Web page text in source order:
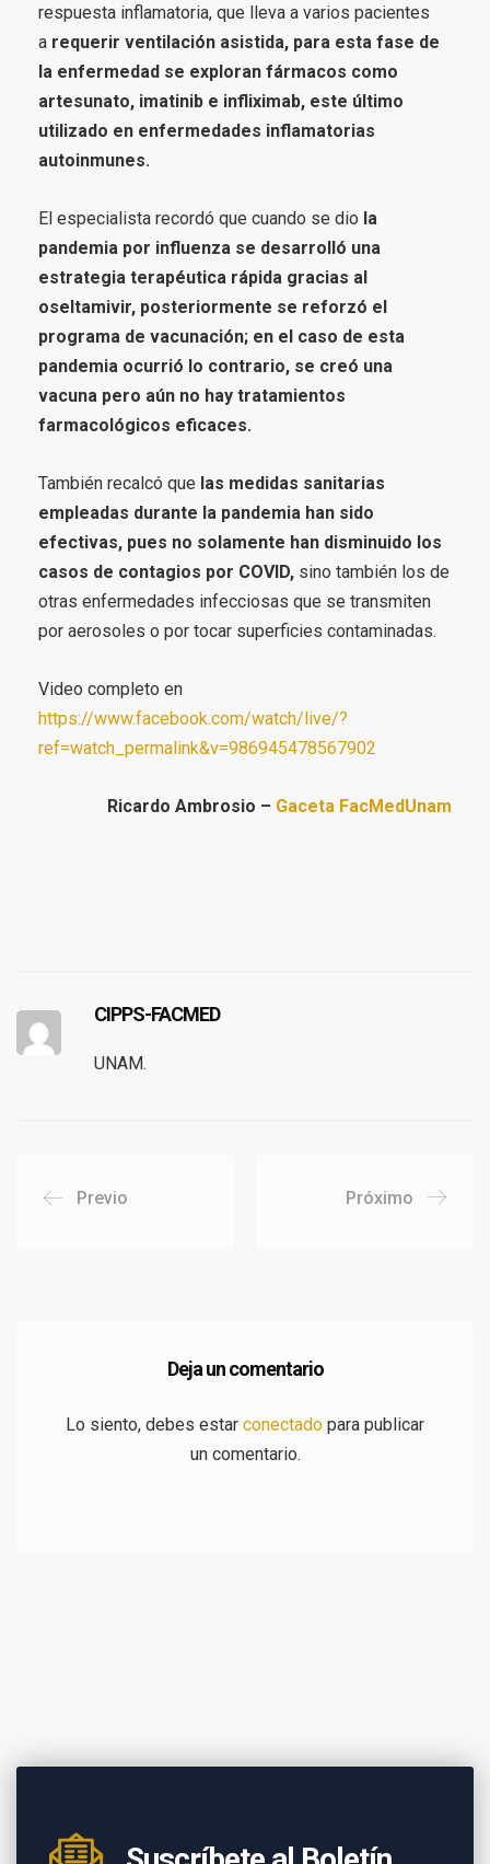
respuesta inflamatoria, que lleva a varios pacientes
a requerir ventilación asistida, para esta fase de
la enfermedad se exploran fármacos como
artesunato, imatinib e infliximab, este último
utilizado en enfermedades inflamatorias
autoinmunes.
El especialista recordó que cuando se dio la
pandemia por influenza se desarrolló una
estrategia terapéutica rápida gracias al
oseltamivir, posteriormente se reforzó el
programa de vacunación; en el caso de esta
pandemia ocurrió lo contrario, se creó una
vacuna pero aún no hay tratamientos
farmacológicos eficaces.
También recalcó que las medidas sanitarias
empleadas durante la pandemia han sido
efectivas, pues no solamente han disminuido los
casos de contagios por COVID, sino también los de
otras enfermedades infecciosas que se transmiten
por aerosoles o por tocar superficies contaminadas.
Video completo en
https://www.facebook.com/watch/live/?
ref=watch_permalink&v=986945478567902
Ricardo Ambrosio – Gaceta FacMedUnam
CIPPS-FACMED
UNAM.
Previo Próximo
Deja un comentario
Lo siento, debes estar conectado para publicar
un comentario.